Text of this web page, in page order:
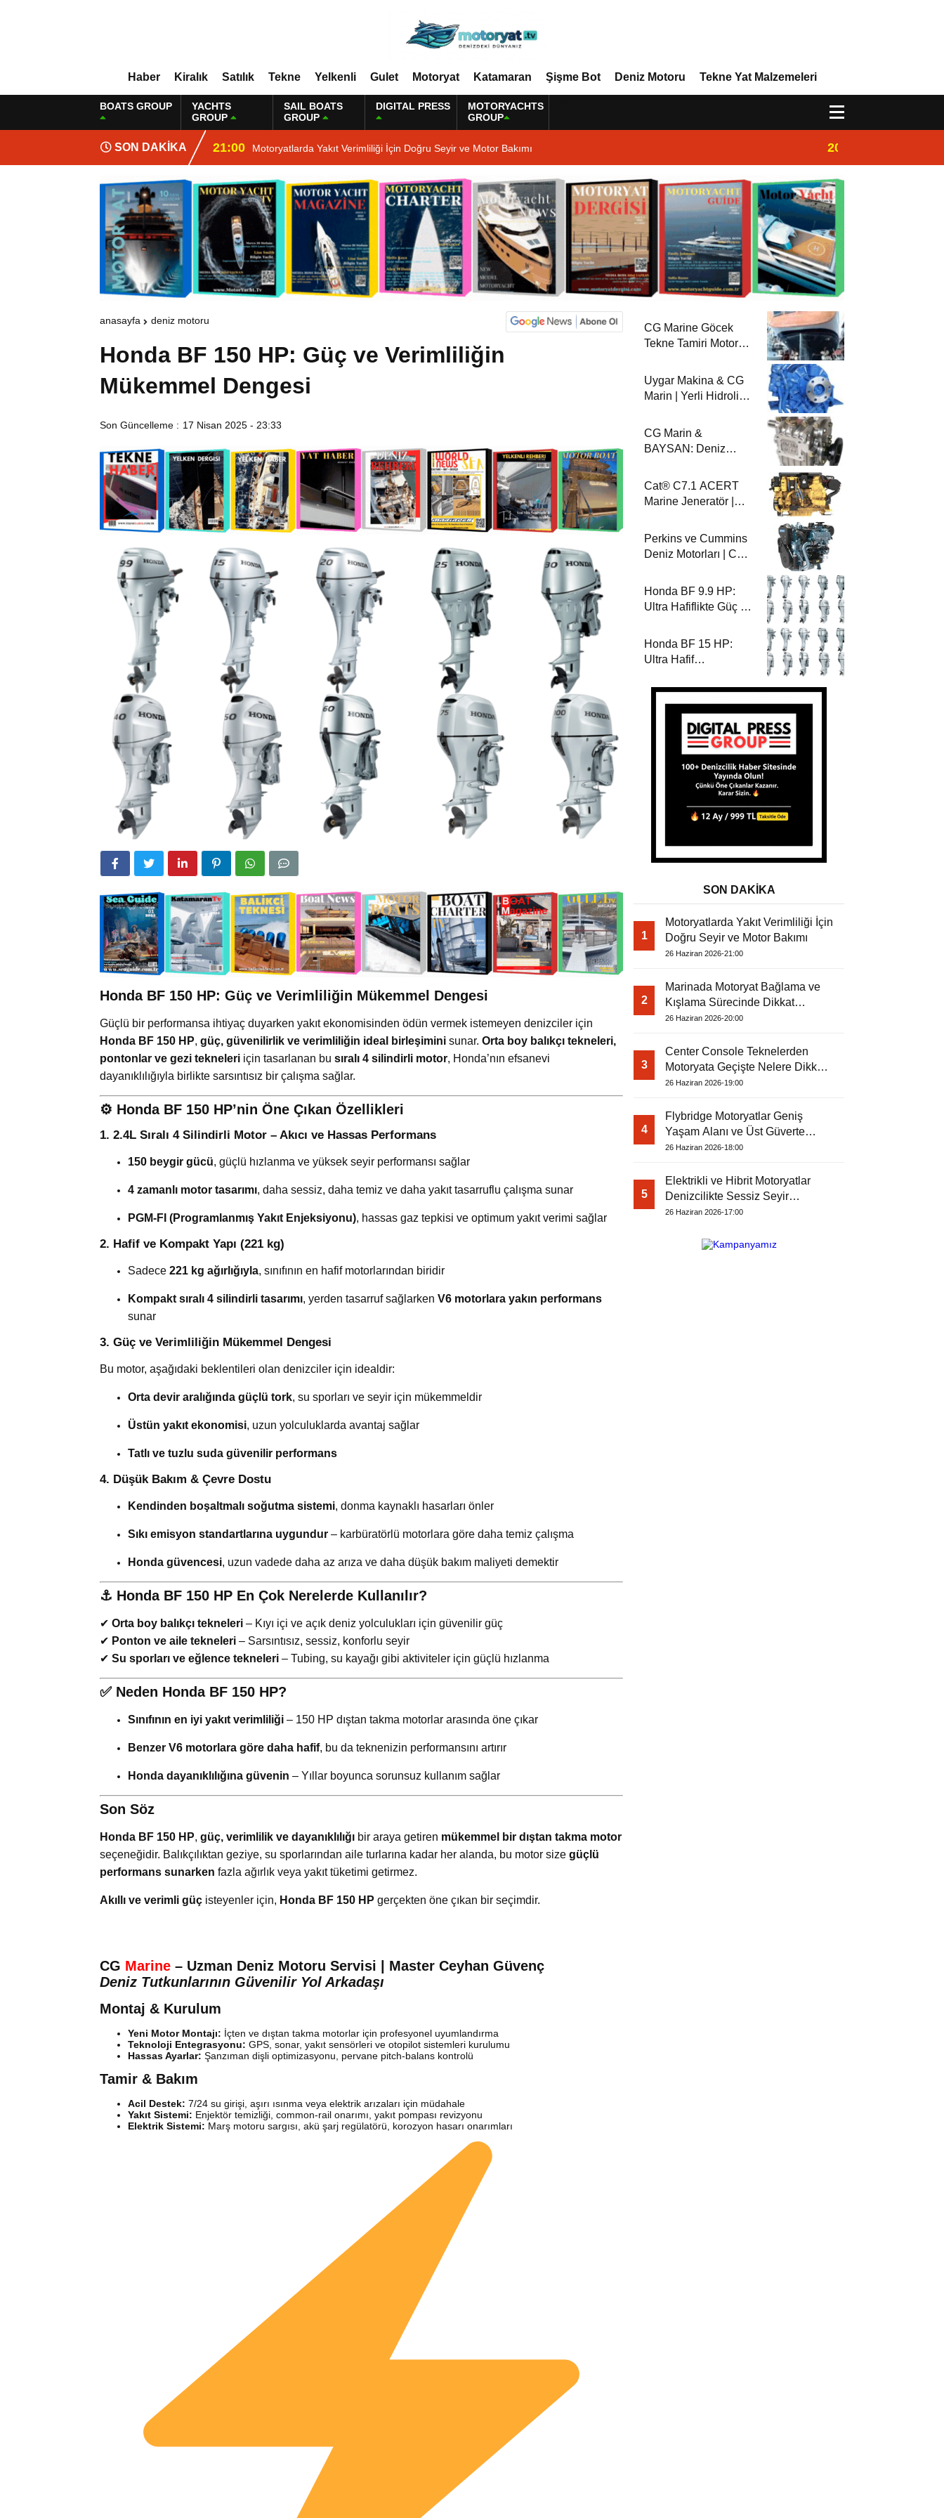
Haber Kiralık Satılık Tekne Yelkenli Gulet Motoryat Katamaran Şişme Bot Deniz Motoru Tekne Yat Malzemeleri
BOATS GROUP
YACHTS
GROUP
SAIL BOATS
GROUP
DIGITAL PRESS
MOTORYACHTS
GROUP
SON DAKİKA 21:00 Motoryatlarda Yakıt Verimliliği İçin Doğru Seyir ve Motor Bakımı 20:00
anasayfa deniz motoru
Honda BF 150 HP: Güç ve Verimliliğin
Mükemmel Dengesi
Son Güncelleme : 17 Nisan 2025 - 23:33
Honda BF 150 HP: Güç ve Verimliliğin Mükemmel Dengesi
Güçlü bir performansa ihtiyaç duyarken yakıt ekonomisinden ödün vermek istemeyen denizciler için
Honda BF 150 HP, güç, güvenilirlik ve verimliliğin ideal birleşimini sunar. Orta boy balıkçı tekneleri,
pontonlar ve gezi tekneleri için tasarlanan bu sıralı 4 silindirli motor, Honda’nın efsanevi
dayanıklılığıyla birlikte sarsıntısız bir çalışma sağlar.
⚙️ Honda BF 150 HP’nin Öne Çıkan Özellikleri
1. 2.4L Sıralı 4 Silindirli Motor – Akıcı ve Hassas Performans
150 beygir gücü, güçlü hızlanma ve yüksek seyir performansı sağlar
4 zamanlı motor tasarımı, daha sessiz, daha temiz ve daha yakıt tasarruflu çalışma sunar
PGM-FI (Programlanmış Yakıt Enjeksiyonu), hassas gaz tepkisi ve optimum yakıt verimi sağlar
2. Hafif ve Kompakt Yapı (221 kg)
Sadece 221 kg ağırlığıyla, sınıfının en hafif motorlarından biridir
Kompakt sıralı 4 silindirli tasarımı, yerden tasarruf sağlarken V6 motorlara yakın performans
sunar
3. Güç ve Verimliliğin Mükemmel Dengesi
Bu motor, aşağıdaki beklentileri olan denizciler için idealdir:
Orta devir aralığında güçlü tork, su sporları ve seyir için mükemmeldir
Üstün yakıt ekonomisi, uzun yolculuklarda avantaj sağlar
Tatlı ve tuzlu suda güvenilir performans
4. Düşük Bakım & Çevre Dostu
Kendinden boşaltmalı soğutma sistemi, donma kaynaklı hasarları önler
Sıkı emisyon standartlarına uygundur – karbüratörlü motorlara göre daha temiz çalışma
Honda güvencesi, uzun vadede daha az arıza ve daha düşük bakım maliyeti demektir
⚓ Honda BF 150 HP En Çok Nerelerde Kullanılır?
✔ Orta boy balıkçı tekneleri – Kıyı içi ve açık deniz yolculukları için güvenilir güç
✔ Ponton ve aile tekneleri – Sarsıntısız, sessiz, konforlu seyir
✔ Su sporları ve eğlence tekneleri – Tubing, su kayağı gibi aktiviteler için güçlü hızlanma
✅ Neden Honda BF 150 HP?
Sınıfının en iyi yakıt verimliliği – 150 HP dıştan takma motorlar arasında öne çıkar
Benzer V6 motorlara göre daha hafif, bu da teknenizin performansını artırır
Honda dayanıklılığına güvenin – Yıllar boyunca sorunsuz kullanım sağlar
Son Söz
Honda BF 150 HP, güç, verimlilik ve dayanıklılığı bir araya getiren mükemmel bir dıştan takma motor
seçeneğidir. Balıkçılıktan geziye, su sporlarından aile turlarına kadar her alanda, bu motor size güçlü
performans sunarken fazla ağırlık veya yakıt tüketimi getirmez.
Akıllı ve verimli güç isteyenler için, Honda BF 150 HP gerçekten öne çıkan bir seçimdir.
CG Marine – Uzman Deniz Motoru Servisi | Master Ceyhan Güvenç
Deniz Tutkunlarının Güvenilir Yol Arkadaşı
Montaj & Kurulum
Yeni Motor Montajı: İçten ve dıştan takma motorlar için profesyonel uyumlandırma
Teknoloji Entegrasyonu: GPS, sonar, yakıt sensörleri ve otopilot sistemleri kurulumu
Hassas Ayarlar: Şanzıman dişli optimizasyonu, pervane pitch-balans kontrolü
Tamir & Bakım
Acil Destek: 7/24 su girişi, aşırı ısınma veya elektrik arızaları için müdahale
Yakıt Sistemi: Enjektör temizliği, common-rail onarımı, yakıt pompası revizyonu
Elektrik Sistemi: Marş motoru sargısı, akü şarj regülatörü, korozyon hasarı onarımları
CG Marine Göcek
Tekne Tamiri Motoryat
Uygar Makina & CG
Marin | Yerli Hidrolik
ve Deniz Motorları
CG Marin &
BAYSAN: Deniz
Sistemlerinde
Güvenilir Ortaklık
Cat® C7.1 ACERT
Marine Jeneratör |
Marin
Perkins ve Cummins
Deniz Motorları | CG
Güvenilir Performans
Honda BF 9.9 HP:
Ultra Hafiflikte Güç ve
Honda BF 15 HP:
Ultra Hafif
SON DAKİKA
1
Motoryatlarda Yakıt Verimliliği İçin
Doğru Seyir ve Motor Bakımı
26 Haziran 2026-21:00
2
Marinada Motoryat Bağlama ve
Kışlama Sürecinde Dikkat
Edilecekler
26 Haziran 2026-20:00
3
Center Console Teknelerden
Motoryata Geçişte Nelere Dikkat
Edilmeli?
26 Haziran 2026-19:00
4
Flybridge Motoryatlar Geniş
Yaşam Alanı ve Üst Güverte
Konforuyla Öne Çıkıyor
26 Haziran 2026-18:00
5
Elektrikli ve Hibrit Motoryatlar
Denizcilikte Sessiz Seyir
Dönemini Başlatıyor
26 Haziran 2026-17:00